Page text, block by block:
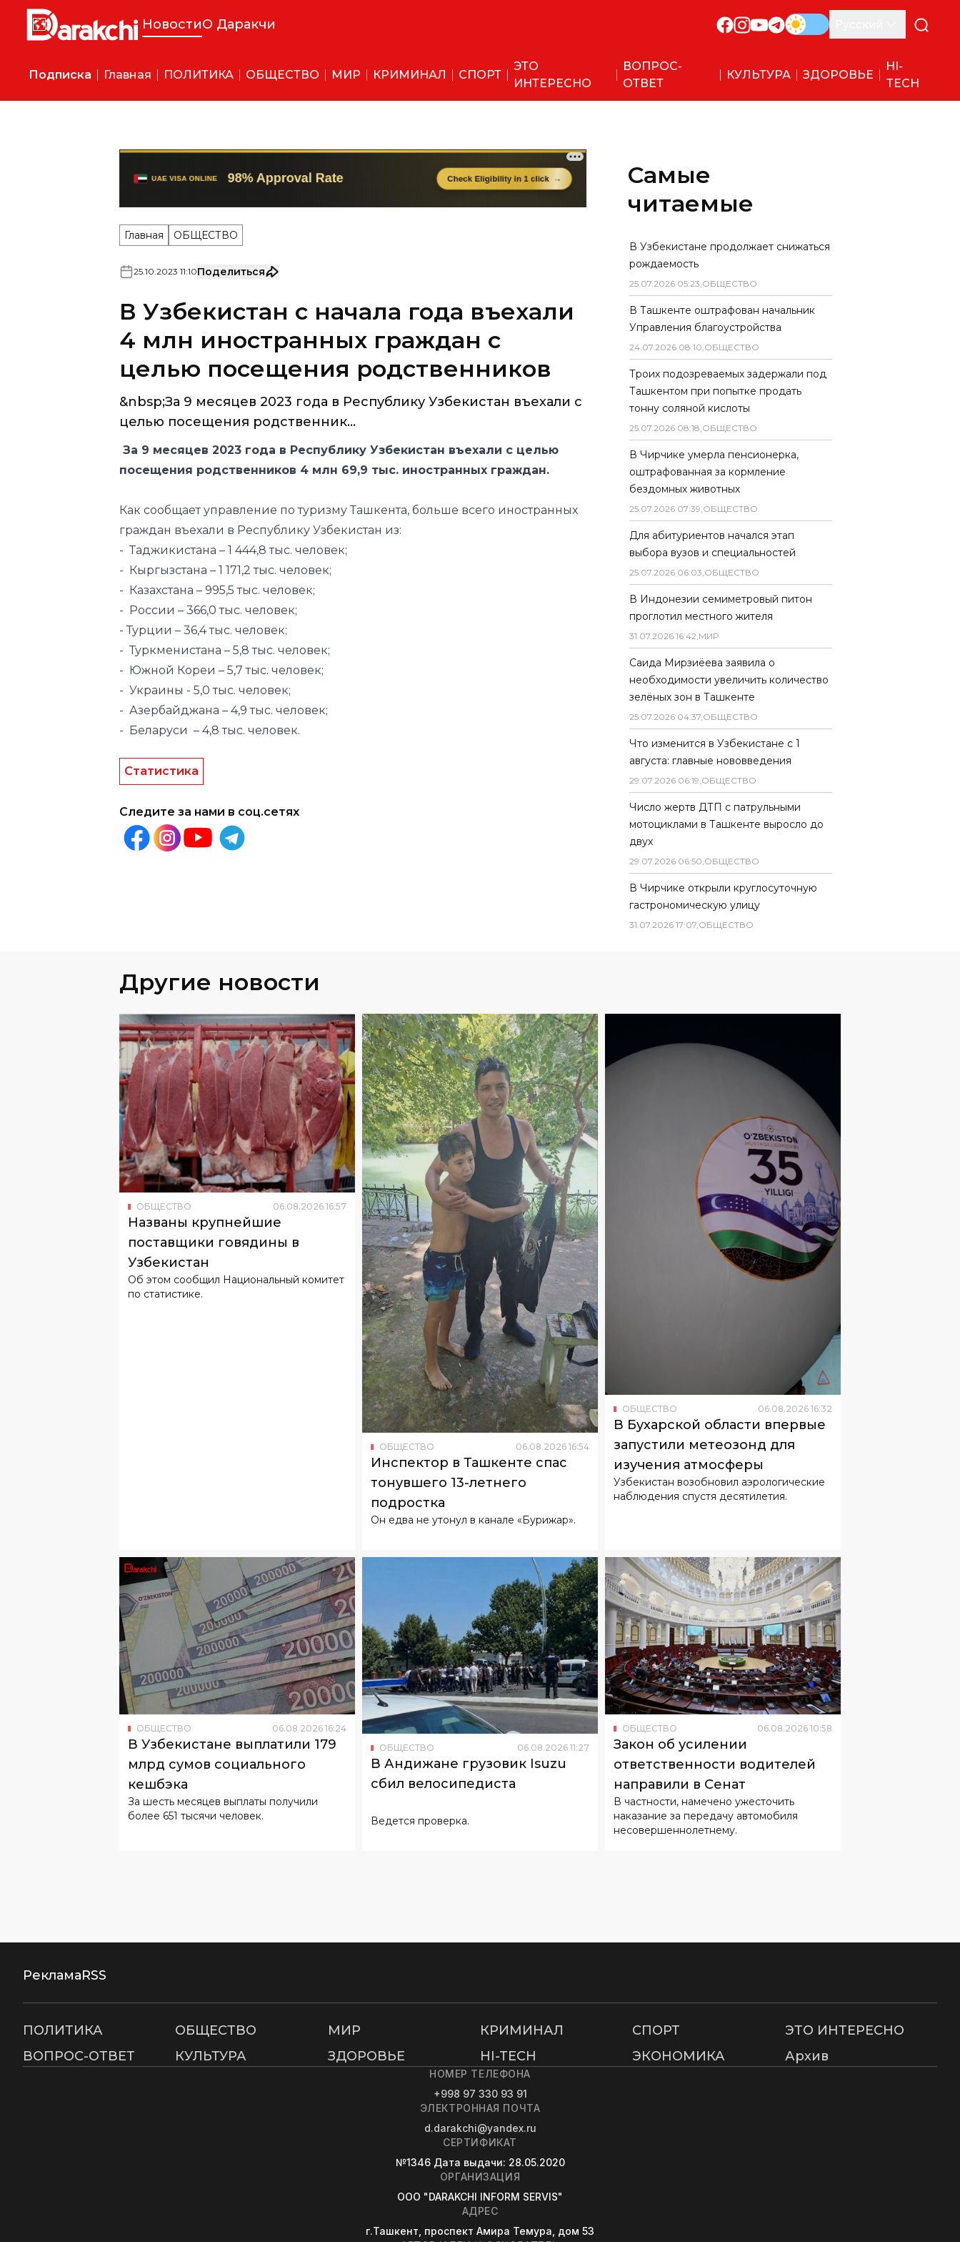
НовостиО Даракчи
Подписка Главная ПОЛИТИКА ОБЩЕСТВО МИР КРИМИНАЛ СПОРТ
ЭТО
ИНТЕРЕСНО
ВОПРОС-
ОТВЕТ
КУЛЬТУРА ЗДОРОВЬЕ
HI-
TECH
Главная ОБЩЕСТВО
В Узбекистан с начала года въехали
4 млн иностранных граждан с
целью посещения родственников
&nbsp;За 9 месяцев 2023 года в Республику Узбекистан въехали с
целью посещения родственник...
За 9 месяцев 2023 года в Республику Узбекистан въехали с целью
посещения родственников 4 млн 69,9 тыс. иностранных граждан.
Как сообщает управление по туризму Ташкента, больше всего иностранных
граждан въехали в Республику Узбекистан из:
- Кыргызстана – 1 171,2 тыс. человек;
- Казахстана – 995,5 тыс. человек;
- России – 366,0 тыс. человек;
- Турции – 36,4 тыс. человек;
- Туркменистана – 5,8 тыс. человек;
- Южной Кореи – 5,7 тыс. человек;
- Украины - 5,0 тыс. человек;
- Азербайджана – 4,9 тыс. человек;
- Беларуси – 4,8 тыс. человек.
Статистика
Самые
читаемые
В Узбекистане продолжает снижаться
рождаемость
25.07.2026 05:23,ОБЩЕСТВО
В Ташкенте оштрафован начальник
Управления благоустройства
24.07.2026 08:10,ОБЩЕСТВО
Троих подозреваемых задержали под
Ташкентом при попытке продать
тонну соляной кислоты
25.07.2026 08:18,ОБЩЕСТВО
В Чирчике умерла пенсионерка,
оштрафованная за кормление
бездомных животных
25.07.2026 07:39,ОБЩЕСТВО
Для абитуриентов начался этап
выбора вузов и специальностей
25.07.2026 06:03,ОБЩЕСТВО
В Индонезии семиметровый питон
проглотил местного жителя
31.07.2026 16:42,МИР
Саида Мирзиёева заявила о
необходимости увеличить количество
зелёных зон в Ташкенте
25.07.2026 04:37,ОБЩЕСТВО
Что изменится в Узбекистане с 1
августа: главные нововведения
29.07.2026 06:19,ОБЩЕСТВО
Число жертв ДТП с патрульными
мотоциклами в Ташкенте выросло до
двух
29.07.2026 06:50,ОБЩЕСТВО
В Чирчике открыли круглосуточную
гастрономическую улицу
31.07.2026 17:07,ОБЩЕСТВО
Другие новости
ОБЩЕСТВО 06.08.2026 16:57
Названы крупнейшие
поставщики говядины в
Узбекистан
Об этом сообщил Национальный комитет
по статистике.
ОБЩЕСТВО 06.08.2026 16:54
Инспектор в Ташкенте спас
тонувшего 13-летнего
подростка
Он едва не утонул в канале «Бурижар».
ОБЩЕСТВО 06.08.2026 16:32
В Бухарской области впервые
запустили метеозонд для
изучения атмосферы
Узбекистан возобновил аэрологические
наблюдения спустя десятилетия.
ОБЩЕСТВО 06.08.2026 16:24
В Узбекистане выплатили 179
млрд сумов социального
кешбэка
За шесть месяцев выплаты получили
более 651 тысячи человек.
ОБЩЕСТВО 06.08.2026 11:27
В Андижане грузовик Isuzu
сбил велосипедиста
Ведется проверка.
ОБЩЕСТВО 06.08.2026 10:58
Закон об усилении
ответственности водителей
направили в Сенат
В частности, намечено ужесточить
наказание за передачу автомобиля
несовершеннолетнему.
РекламаRSS
ПОЛИТИКА ОБЩЕСТВО МИР КРИМИНАЛ СПОРТ
ЭТО ИНТЕРЕСНО
ВОПРОС-ОТВЕТ
КУЛЬТУРА ЗДОРОВЬЕ HI-TECH ЭКОНОМИКА Архив
НОМЕР ТЕЛЕФОНА
+998 97 330 93 91
ЭЛЕКТРОННАЯ ПОЧТА
d.darakchi@yandex.ru
СЕРТИФИКАТ
№1346 Дата выдачи: 28.05.2020
ОРГАНИЗАЦИЯ
OOO "DARAKCHI INFORM SERVIS"
АДРЕС
г.Ташкент, проспект Амира Темура, дом 53